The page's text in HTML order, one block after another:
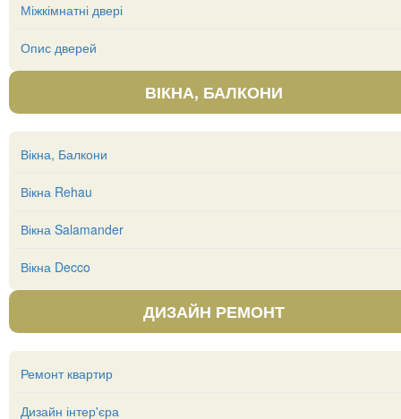
Міжкімнатні двері
Опис дверей
ВІКНА, БАЛКОНИ
Вікна, Балкони
Вікна Rehau
Вікна Salamander
Вікна Decco
ДИЗАЙН РЕМОНТ
Ремонт квартир
Дизайн інтер'єра